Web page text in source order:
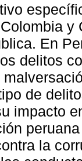
En
delitos
de
impacto
la